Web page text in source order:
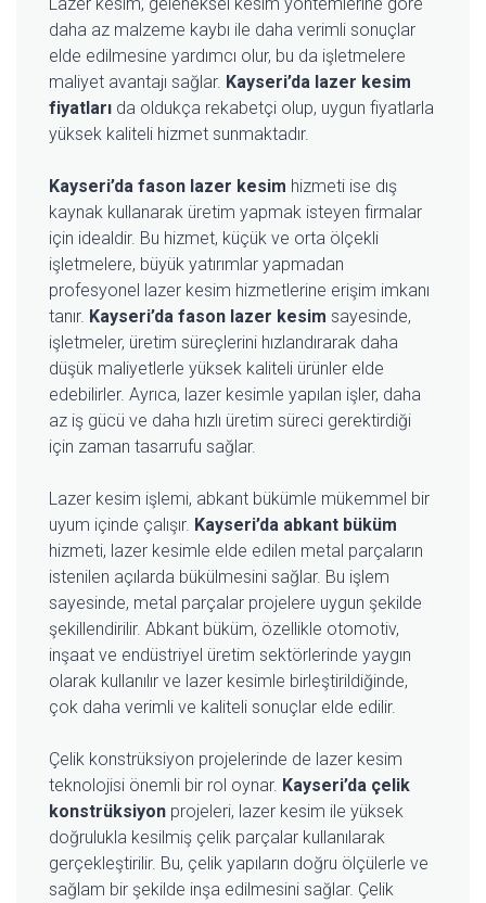
daha az malzeme kaybı ile daha verimli sonuçlar
elde edilmesine yardımcı olur, bu da işletmelere
maliyet avantajı sağlar. Kayseri’da lazer kesim
fiyatları da oldukça rekabetçi olup, uygun fiyatlarla
yüksek kaliteli hizmet sunmaktadır.
Kayseri’da fason lazer kesim hizmeti ise dış
kaynak kullanarak üretim yapmak isteyen firmalar
için idealdir. Bu hizmet, küçük ve orta ölçekli
işletmelere, büyük yatırımlar yapmadan
profesyonel lazer kesim hizmetlerine erişim imkanı
tanır. Kayseri’da fason lazer kesim sayesinde,
işletmeler, üretim süreçlerini hızlandırarak daha
düşük maliyetlerle yüksek kaliteli ürünler elde
edebilirler. Ayrıca, lazer kesimle yapılan işler, daha
az iş gücü ve daha hızlı üretim süreci gerektirdiği
için zaman tasarrufu sağlar.
Lazer kesim işlemi, abkant bükümle mükemmel bir
uyum içinde çalışır. Kayseri’da abkant büküm
hizmeti, lazer kesimle elde edilen metal parçaların
istenilen açılarda bükülmesini sağlar. Bu işlem
sayesinde, metal parçalar projelere uygun şekilde
şekillendirilir. Abkant büküm, özellikle otomotiv,
inşaat ve endüstriyel üretim sektörlerinde yaygın
olarak kullanılır ve lazer kesimle birleştirildiğinde,
çok daha verimli ve kaliteli sonuçlar elde edilir.
Çelik konstrüksiyon projelerinde de lazer kesim
teknolojisi önemli bir rol oynar. Kayseri’da çelik
konstrüksiyon projeleri, lazer kesim ile yüksek
doğrulukla kesilmiş çelik parçalar kullanılarak
gerçekleştirilir. Bu, çelik yapıların doğru ölçülerle ve
sağlam bir şekilde inşa edilmesini sağlar. Çelik